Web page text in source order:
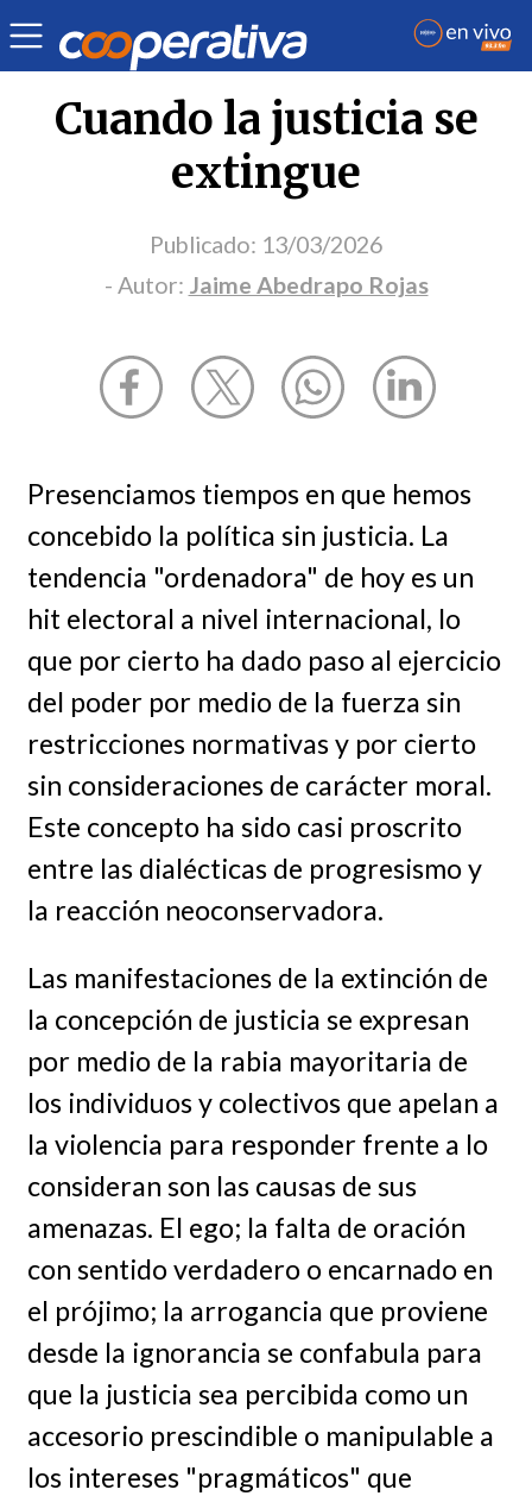
Opinión | Jaime Abedrapo Rojas
Cuando la justicia se
extingue
Publicado: 13/03/2026
- Autor: Jaime Abedrapo Rojas
Presenciamos tiempos en que hemos
concebido la política sin justicia. La
tendencia "ordenadora" de hoy es un
hit electoral a nivel internacional, lo
que por cierto ha dado paso al ejercicio
del poder por medio de la fuerza sin
restricciones normativas y por cierto
sin consideraciones de carácter moral.
Este concepto ha sido casi proscrito
entre las dialécticas de progresismo y
la reacción neoconservadora.
Las manifestaciones de la extinción de
la concepción de justicia se expresan
por medio de la rabia mayoritaria de
los individuos y colectivos que apelan a
la violencia para responder frente a lo
consideran son las causas de sus
amenazas. El ego; la falta de oración
con sentido verdadero o encarnado en
el prójimo; la arrogancia que proviene
desde la ignorancia se confabula para
que la justicia sea percibida como un
accesorio prescindible o manipulable a
los intereses "pragmáticos" que